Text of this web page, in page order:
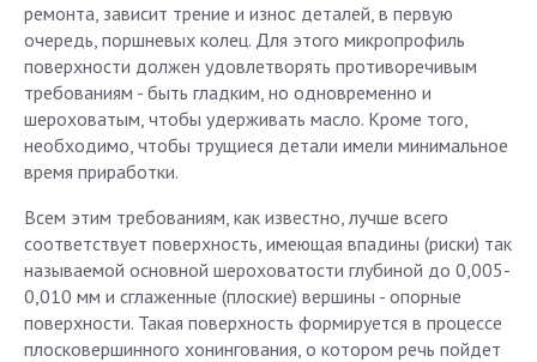
ремонта, зависит трение и износ деталей, в первую
очередь, поршневых колец. Для этого микропрофиль
поверхности должен удовлетворять противоречивым
требованиям - быть гладким, но одновременно и
шероховатым, чтобы удерживать масло. Кроме того,
необходимо, чтобы трущиеся детали имели минимальное
время приработки.
Всем этим требованиям, как известно, лучше всего
соответствует поверхность, имеющая впадины (риски) так
называемой основной шероховатости глубиной до 0,005-
0,010 мм и сглаженные (плоские) вершины - опорные
поверхности. Такая поверхность формируется в процессе
плосковершинного хонингования, о котором речь пойдет